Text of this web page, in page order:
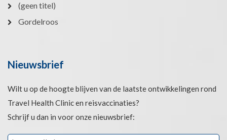
(geen titel)
Gordelroos
Nieuwsbrief
Wilt u op de hoogte blijven van de laatste ontwikkelingen rond
Travel Health Clinic en reisvaccinaties?
Schrijf u dan in voor onze nieuwsbrief: